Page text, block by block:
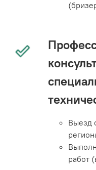
Выезд
работ